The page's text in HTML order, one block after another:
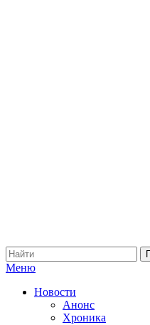
Меню
Новости
Анонс
Хроника